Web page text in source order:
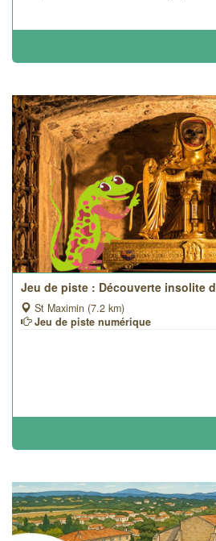
Jeu de piste : Découverte insolite
St Maximin (7.2 km)
Jeu de piste numérique